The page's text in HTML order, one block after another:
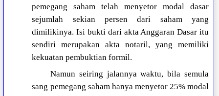
pemegang saham telah menyetor modal dasar
sejumlah sekian persen dari saham yang
dimilikinya. Isi bukti dari akta Anggaran Dasar itu
sendiri merupakan akta notaril, yang memiliki
kekuatan pembuktian formil.
Namun seiring jalannya waktu, bila semula
sang pemegang saham hanya menyetor 25% modal